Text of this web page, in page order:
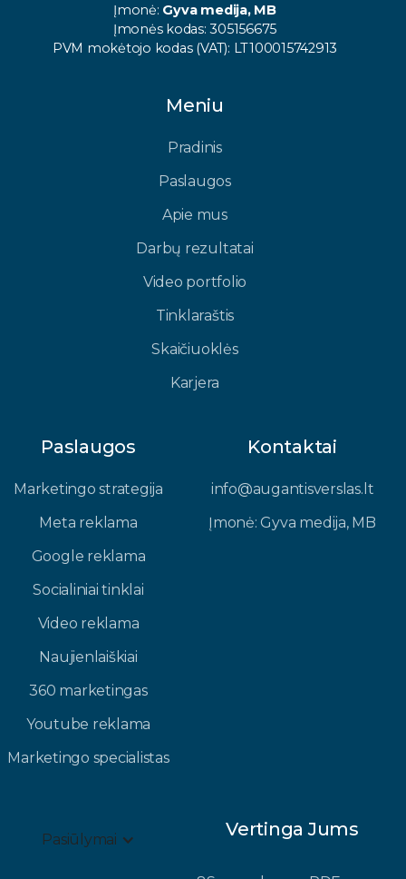
Įmonė: Gyva medija, MB
Įmonės kodas: 305156675
PVM mokėtojo kodas (VAT): LT100015742913
Meniu
Pradinis
Paslaugos
Apie mus
Darbų rezultatai
Video portfolio
Tinklaraštis
Skaičiuoklės
Karjera
Paslaugos
Marketingo strategija
Meta reklama
Google reklama
Socialiniai tinklai
Video reklama
Naujienlaiškiai
360 marketingas
Youtube reklama
Marketingo specialistas
Kontaktai
info@augantisverslas.lt​
Įmonė: Gyva medija, MB​
Pasiūlymai Vertinga Jums